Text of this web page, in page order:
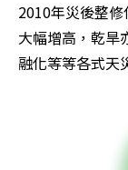
2010年災後整
大幅增高，乾旱
融化等等各式天